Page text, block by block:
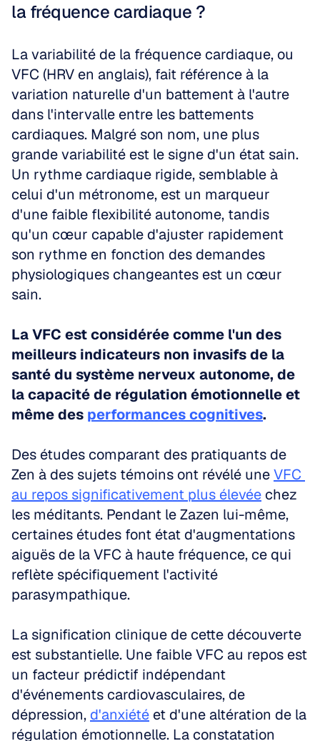
la fréquence cardiaque ?
La variabilité de la fréquence cardiaque, ou
VFC (HRV en anglais), fait référence à la
variation naturelle d'un battement à l'autre
dans l'intervalle entre les battements
cardiaques. Malgré son nom, une plus
grande variabilité est le signe d'un état sain.
Un rythme cardiaque rigide, semblable à
celui d'un métronome, est un marqueur
d'une faible flexibilité autonome, tandis
qu'un cœur capable d'ajuster rapidement
son rythme en fonction des demandes
physiologiques changeantes est un cœur
sain.
La VFC est considérée comme l'un des
meilleurs indicateurs non invasifs de la
santé du système nerveux autonome, de
la capacité de régulation émotionnelle et
même des performances cognitives.
Des études comparant des pratiquants de
Zen à des sujets témoins ont révélé une VFC
au repos significativement plus élevée chez
les méditants. Pendant le Zazen lui-même,
certaines études font état d'augmentations
aiguës de la VFC à haute fréquence, ce qui
reflète spécifiquement l'activité
parasympathique.
La signification clinique de cette découverte
est substantielle. Une faible VFC au repos est
un facteur prédictif indépendant
d'événements cardiovasculaires, de
dépression, d'anxiété et d'une altération de la
régulation émotionnelle. La constatation